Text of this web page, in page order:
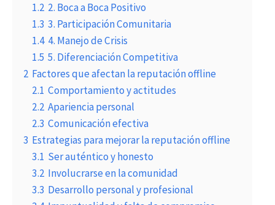
1.2 2. Boca a Boca Positivo
1.3 3. Participación Comunitaria
1.4 4. Manejo de Crisis
1.5 5. Diferenciación Competitiva
2 Factores que afectan la reputación offline
2.1 Comportamiento y actitudes
2.2 Apariencia personal
2.3 Comunicación efectiva
3 Estrategias para mejorar la reputación offline
3.1 Ser auténtico y honesto
3.2 Involucrarse en la comunidad
3.3 Desarrollo personal y profesional